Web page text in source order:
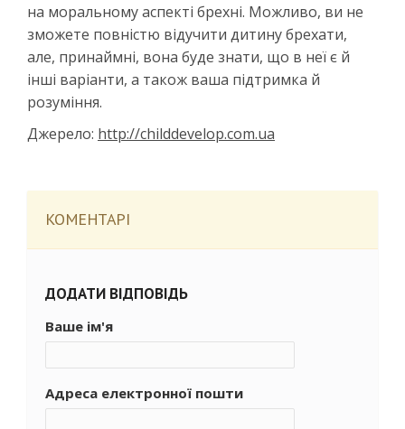
на моральному аспекті брехні. Можливо, ви не
зможете повністю відучити дитину брехати,
але, принаймні, вона буде знати, що в неї є й
інші варіанти, а також ваша підтримка й
розуміння.
Джерело: http://childdevelop.com.ua
КОМЕНТАРІ
ДОДАТИ ВІДПОВІДЬ
Ваше ім'я
Адреса електронної пошти